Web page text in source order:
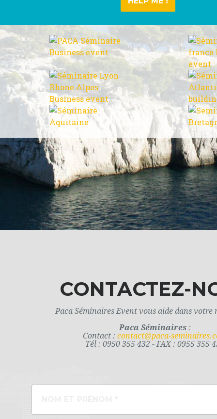
CONTACTEZ-
Paca Séminaires Event vous aide dans votre
Paca Séminaires :
Contact : contact@paca-
Tél : 0950 355 432 - FAX : 0955 355